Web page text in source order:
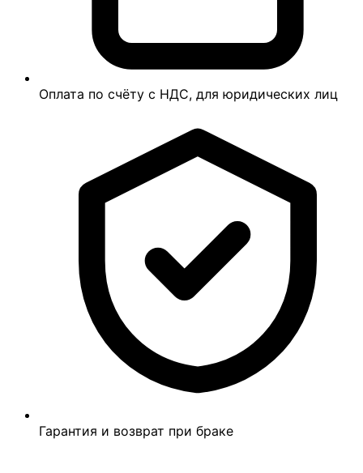
Оплата по счёту с НДС, для юридических лиц
Гарантия и возврат при браке